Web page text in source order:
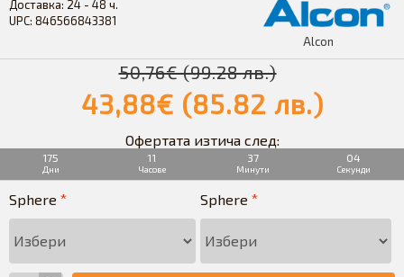
Доставка: 24 - 48 ч.
UPC: 846566843381
Alcon
Офертата изтича след:
175
Дни
11
Часове
37
Минути
03
Секунди
43,88€ (85.82 лв.)
50,76€ (99.28 лв.)
Sphere Sphere